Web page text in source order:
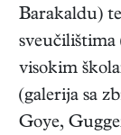
Barakaldu)
sveučilištima
visokim
(galerija sa
Goye,